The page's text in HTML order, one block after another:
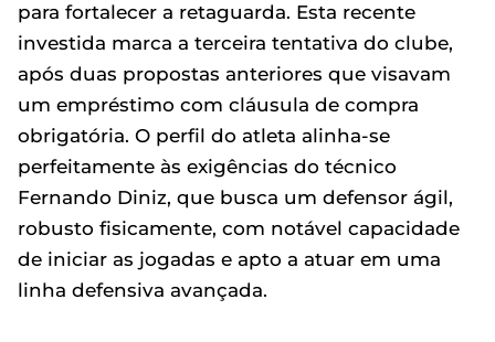
para fortalecer a retaguarda. Esta recente
investida marca a terceira tentativa do clube,
após duas propostas anteriores que visavam
um empréstimo com cláusula de compra
obrigatória. O perfil do atleta alinha-se
perfeitamente às exigências do técnico
Fernando Diniz, que busca um defensor ágil,
robusto fisicamente, com notável capacidade
de iniciar as jogadas e apto a atuar em uma
linha defensiva avançada.